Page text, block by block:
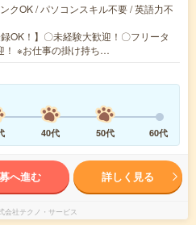
クOK / パソコンスキル不要 / 英語力不
OK！】〇未経験大歓迎！〇フリータ
※お仕事の掛け持ち…
40代 50代 60代
へ進む 詳しく見る
会社テクノ・サービス